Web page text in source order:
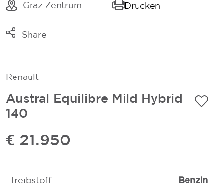
Graz Zentrum Drucken
Share
Renault
Austral Equilibre Mild Hybrid
140
€ 21.950
Treibstoff Benzin